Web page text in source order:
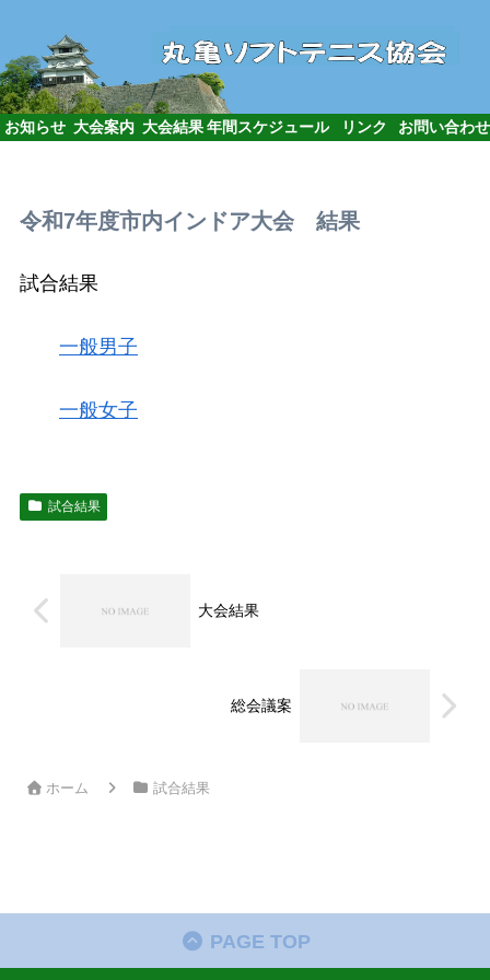
お知らせ 大会案内 大会結果 年間スケジュール リンク お問い合わせ
令和7年度市内インドア大会 結果
試合結果
一般男子
一般女子
試合結果
大会結果
総会議案
ホーム 試合結果
PAGE TOP